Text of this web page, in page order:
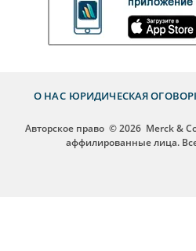
О НАС ЮРИДИЧЕСКАЯ
Авторское право © 2026 Merck &
аффилированные лица.